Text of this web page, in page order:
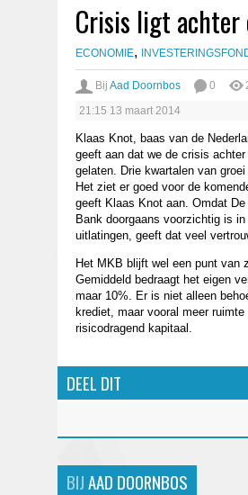
Crisis ligt achter
ECONOMIE,
Bij Aad Doornbos 0
21:15 13 maart 2014
Klaas Knot, baas van de
geeft aan dat we de crisis achter
gelaten. Drie kwartalen van
Het ziet er goed voor de
geeft Klaas Knot aan. Omdat De
Bank doorgaans voorzichtig is
uitlatingen, geeft dat veel
Het MKB blijft wel een punt van
Gemiddeld bedraagt het eigen
maar 10%. Er is niet alleen
krediet, maar vooral meer ruimte
risicodragend kapitaal.
DEEL DIT
BIJAAD DOORNBOS